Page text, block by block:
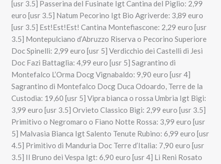
[usr 3.5] Passerina del Fusinate Igt Cantina del Piglio: 2,99
euro [usr 3.5] Natum Pecorino Igt Bio Agriverde: 3,89 euro
[usr 3.5] Est!Est!Est! Cantina Montefiascone: 2,29 euro [usr
3.5] Montepulciano d’Abruzzo Riserva o Pecorino Superiore
Doc Spinelli: 2,99 euro [usr 5] Verdicchio dei Castelli di Jesi
Doc Fazi Battaglia: 4,99 euro [usr 5] Sagrantino di
Montefalco L’Orma Docg Vignabaldo: 9,90 euro [usr 4]
Sagrantino di Montefalco Docg Duca Odoardo, Terre de la
Custodia: 19,60 [usr 5] Vipra bianca o rossa Umbria Igt Bigi:
3,99 euro [usr 3.5] Orvieto Classico Bigi: 2,99 euro [usr 3.5]
Primitivo o Negromaro o Fiano Notte Rossa: 3,99 euro [usr
5] Malvasia Bianca Igt Salento Tenute Rubino: 6,99 euro [usr
4.5] Primitivo di Manduria Doc Terre d’Italia: 7,90 euro [usr
3.5] Il Bruno dei Vespa Igt: 6,90 euro [usr 4] Li Reni Rosato